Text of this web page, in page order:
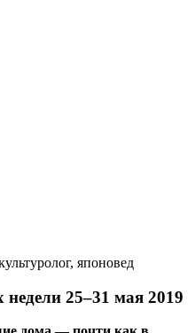
японовед
25–31 мая 2019